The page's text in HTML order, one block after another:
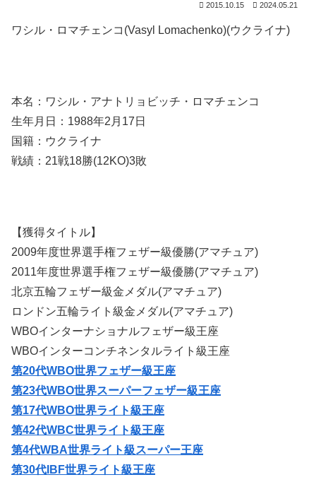
2015.10.15 2024.05.21
ワシル・ロマチェンコ(Vasyl Lomachenko)(ウクライナ)
本名：ワシル・アナトリョビッチ・ロマチェンコ
生年月日：1988年2月17日
国籍：ウクライナ
戦績：21戦18勝(12KO)3敗
【獲得タイトル】
2009年度世界選手権フェザー級優勝(アマチュア)
2011年度世界選手権フェザー級優勝(アマチュア)
北京五輪フェザー級金メダル(アマチュア)
ロンドン五輪ライト級金メダル(アマチュア)
WBOインターナショナルフェザー級王座
WBOインターコンチネンタルライト級王座
第20代WBO世界フェザー級王座
第23代WBO世界スーパーフェザー級王座
第17代WBO世界ライト級王座
第42代WBC世界ライト級王座
第4代WBA世界ライト級スーパー王座
第30代IBF世界ライト級王座